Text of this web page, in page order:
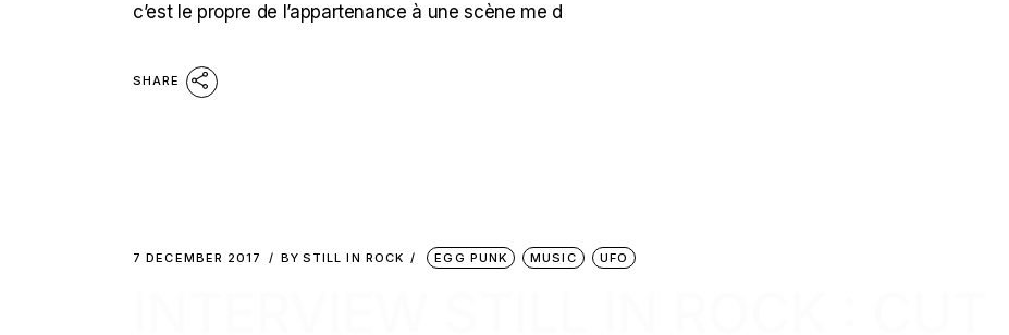
c’est le propre de l’appartenance à une scène me d
SHARE
7 DECEMBER 2017 BY STILL IN ROCK EGG PUNK MUSIC UFO